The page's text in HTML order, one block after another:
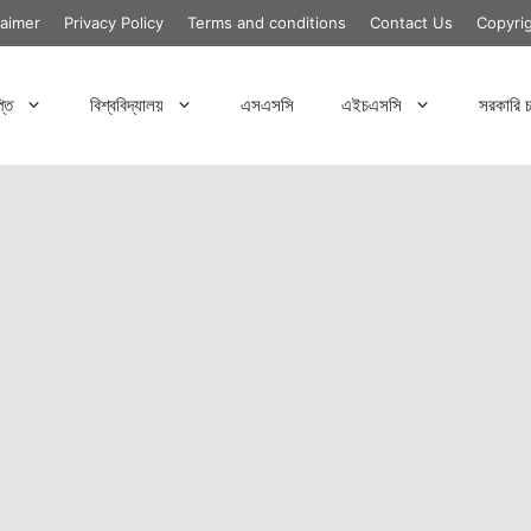
Privacy Policy Terms and conditions Contact Us
বিশ্ববিদ্যালয় এসএসসি এইচএসসি সরকারি